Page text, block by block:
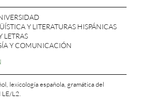
Y LITERATURAS HISPÁNICAS
LETRAS
Y COMUNICACIÓN
lexicología española, gramática del
LE/L2.